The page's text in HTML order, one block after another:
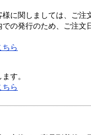
に関しましては、ご注
の発行のため、ご注
ちら
す。
ちら